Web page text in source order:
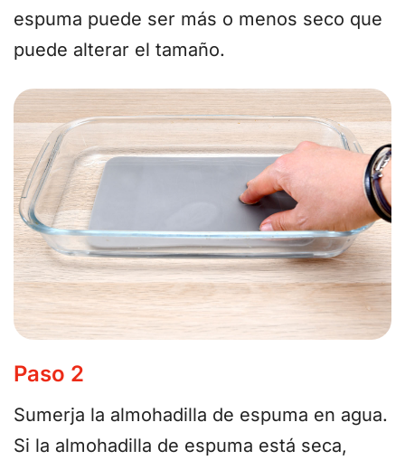
espuma puede ser más o menos seco que
puede alterar el tamaño.
Paso 2
Sumerja la almohadilla de espuma en agua.
Si la almohadilla de espuma está seca,